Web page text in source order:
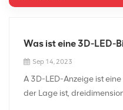
Was ist eine 3D-LED-
Sep 14, 2023
A 3D-LED-Anzeige ist
der Lage ist,